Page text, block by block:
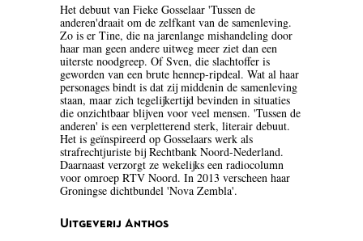
BLOEMLEZING
BOEKENWEEK GESCHENK
BRIEVEN
CARTOONS
COLUMNS
DONATEURS LITERAIR
Het debuut van Fieke Gosselaar 'Tussen de
anderen'draait om de zelfkant van de samenleving.
Zo is er Tine, die na jarenlange mishandeling door
haar man geen andere uitweg meer ziet dan een
uiterste noodgreep. Of Sven, die slachtoffer is
geworden van een brute hennep-ripdeal. Wat al haar
personages bindt is dat zij middenin de samenleving
staan, maar zich tegelijkertijd bevinden in situaties
die onzichtbaar blijven voor veel mensen. 'Tussen de
anderen' is een verpletterend sterk, literair debuut.
Het is geïnspireerd op Gosselaars werk als
strafrechtjuriste bij Rechtbank Noord-Nederland.
Daarnaast verzorgt ze wekelijks een radiocolumn
voor omroep RTV Noord. In 2013 verscheen haar
Groningse dichtbundel 'Nova Zembla'.
Uitgeverij Anthos